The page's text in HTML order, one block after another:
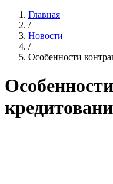
Главная
/
Новости
/
Особенности